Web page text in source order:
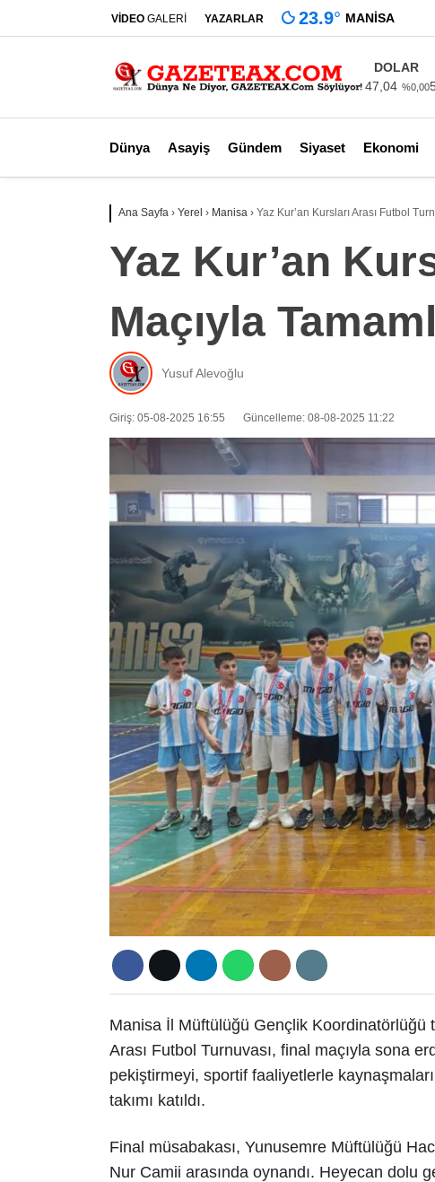
VİDEO GALERİ YAZARLAR 23.9° MANISA
DOLAR
47,04 %0,00
Dünya Asayiş Gündem Siyaset Ekonomi
Ana Sayfa › Yerel › Manisa › Yaz Kur’an Kursları Arası Futbol
Yaz Kur’an
Maçıyla
Yusuf Alevoğlu
Giriş: 05-08-2025 16:55 Güncelleme: 08-08-2025 11:22
Manisa İl Müftülüğü Gençlik Koordinatörlüğü
Arası Futbol Turnuvası, final maçıyla sona
pekiştirmeyi, sportif faaliyetlerle
takımı katıldı.
Final müsabakası, Yunusemre Müftülüğü
Nur Camii arasında oynandı. Heyecan dolu